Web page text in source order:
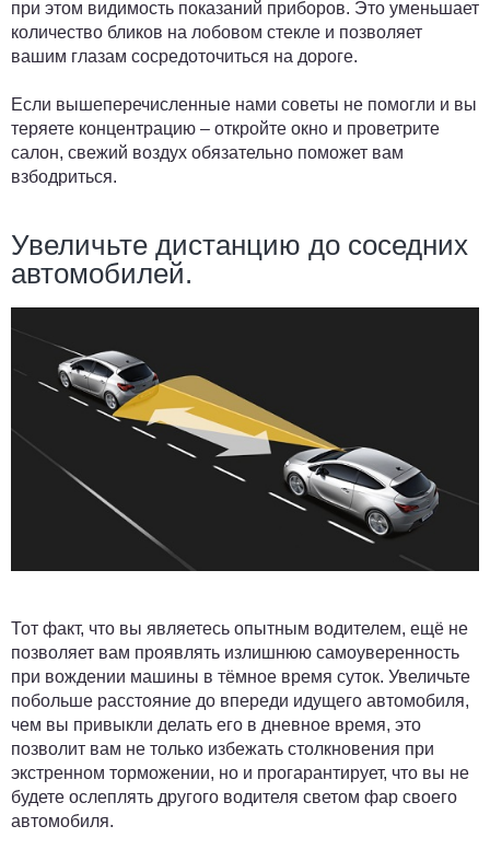
при этом видимость показаний приборов. Это уменьшает
количество бликов на лобовом стекле и позволяет
вашим глазам сосредоточиться на дороге.
Если вышеперечисленные нами советы не помогли и вы
теряете концентрацию – откройте окно и проветрите
салон, свежий воздух обязательно поможет вам
взбодриться.
Увеличьте дистанцию до соседних
автомобилей.
Тот факт, что вы являетесь опытным водителем, ещё не
позволяет вам проявлять излишнюю самоуверенность
при вождении машины в тёмное время суток. Увеличьте
побольше расстояние до впереди идущего автомобиля,
чем вы привыкли делать его в дневное время, это
позволит вам не только избежать столкновения при
экстренном торможении, но и прогарантирует, что вы не
будете ослеплять другого водителя светом фар своего
автомобиля.